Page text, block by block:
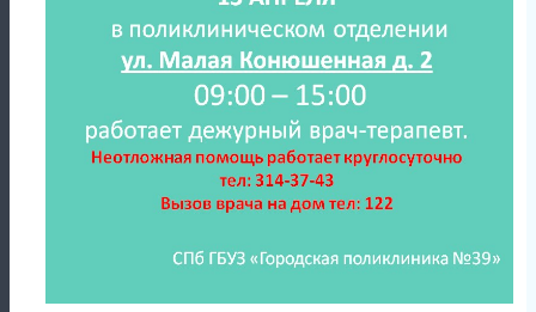
все новости